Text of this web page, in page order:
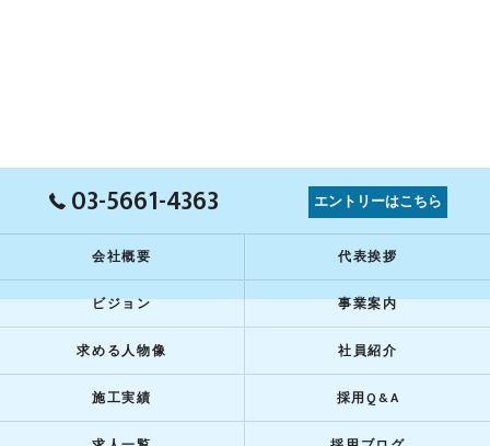
03-5661-4363 エントリーはこちら
会社概要 代表挨拶
ビジョン 事業案内
求める人物像 社員紹介
施工実績 採用Q&A